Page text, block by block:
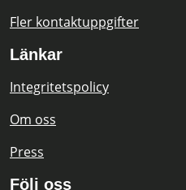
Fler kontaktuppgifter
Länkar
Integritetspolicy
Om oss
Press
Följ oss